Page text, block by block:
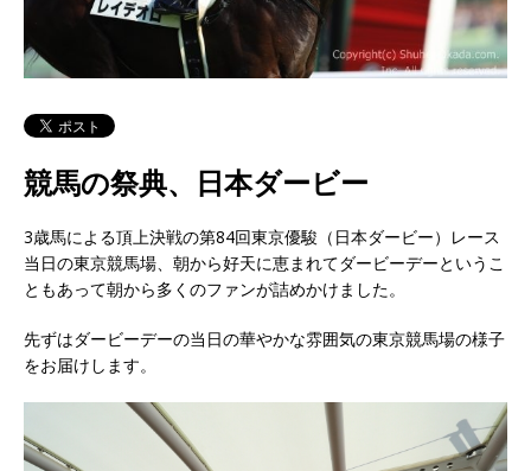
競馬の祭典、日本ダービー
3歳馬による頂上決戦の第84回東京優駿（日本ダービー）レース
当日の東京競馬場、朝から好天に恵まれてダービーデーというこ
ともあって朝から多くのファンが詰めかけました。
先ずはダービーデーの当日の華やかな雰囲気の東京競馬場の様子
をお届けします。